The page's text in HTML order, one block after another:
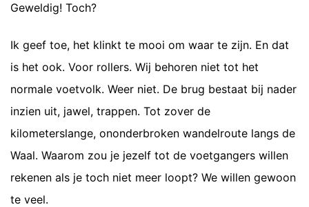
Geweldig! Toch?
Ik geef toe, het klinkt te mooi om waar te zijn. En dat
is het ook. Voor rollers. Wij behoren niet tot het
normale voetvolk. Weer niet. De brug bestaat bij nader
inzien uit, jawel, trappen. Tot zover de
kilometerslange, ononderbroken wandelroute langs de
Waal. Waarom zou je jezelf tot de voetgangers willen
rekenen als je toch niet meer loopt? We willen gewoon
te veel.